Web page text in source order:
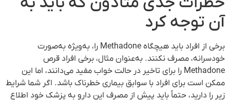
آن توجه کرد
برخی از افراد باید هیچگاه Methadone را، به‌ویژه به‌صورت
خودسرانه، مصرف نکنند. به‌عنوان مثال، برخی افراد قرص
Methadone را برای تاخیر در حالت خواب مفید می‌دانند، اما این
ممکن است برای افراد با سوابق بیماری خطرناک باشد. اگر شما شرایط
زیر را دارید، حتماً باید پیش از مصرف این دارو به پزشک خود اطلاع